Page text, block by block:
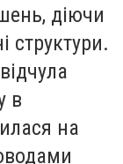
діючи
структури.
в
на